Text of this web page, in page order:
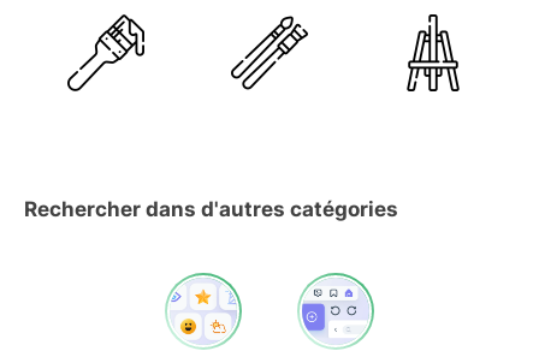
Rechercher dans d'autres catégories